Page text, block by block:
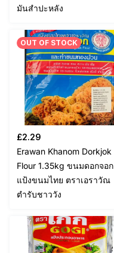
มันสำปะหลัง
OUT OF STOCK
£2.29
Erawan Khanom Dorkjok
Flour 1.35kg ขนมดอกจอก
แป้งขนมไทย ตราเอราวัณ
ตำรับชาววัง